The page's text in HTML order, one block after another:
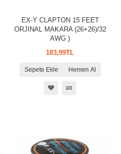
EX-Y CLAPTON 15 FEET
ORJINAL MAKARA (26+26)/32
AWG )
183,99TL
Sepete Ekle Hemen Al